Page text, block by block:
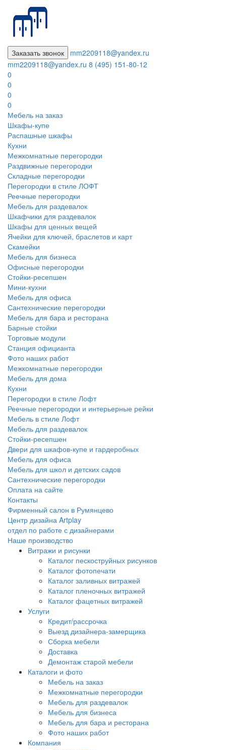
Заказать звонок
mm2209118@yandex.ru
mm2209118@yandex.ru 8 (495) 151-80-12
0
0
0
0
Мебель на заказ
Шкафы-купе
Распашные шкафы
Кухни
Межкомнатные перегородки
Раздвижные перегородки
Складные перегородки
Перегородки в стиле ЛОФТ
Реечные перегородки
Мебель для раздевалок
Шкафчики для раздевалок
Шкафы для ценных вещей
Ячейки для ключей, браслетов и карт
Скамейки
Мебель для бизнеса
Офисные перегородки
Стойки-ресепшен
Мини-кухни
Мебель для офиса
Сантехнические перегородки
Мебель для бара и ресторана
Барные стойки
Торговые модули
Станция официанта
Фото наших работ
Межкомнатные перегородки
Мебель для дома
Кухни
Перегородки в стиле Лофт
Реечные перегородки и интерьерные рейки
Мебель в стиле Лофт
Мебель для раздевалок
Стойки-ресепшен
Двери для шкафов-купе и гардеробных
Мебель для офиса
Мебель для школ и детских садов
Сантехнические перегородки
Оплата на сайте
Контакты
Фирменный салон в Румянцево
Центр дизайна Artplay
отдел по работе с дизайнерами
Наше производство
Витражи и рисунки
Каталог пескоструйных рисунков
Каталог фотопечати
Каталог заливных витражей
Каталог пленочных витражей
Каталог фацетных витражей
Услуги
Кредит/рассрочка
Выезд дизайнера-замерщика
Сборка мебели
Доставка
Демонтаж старой мебели
Каталоги и фото
Мебель на заказ
Межкомнатные перегородки
Мебель для раздевалок
Мебель для бизнеса
Мебель для бара и ресторана
Фото наших работ
Компания